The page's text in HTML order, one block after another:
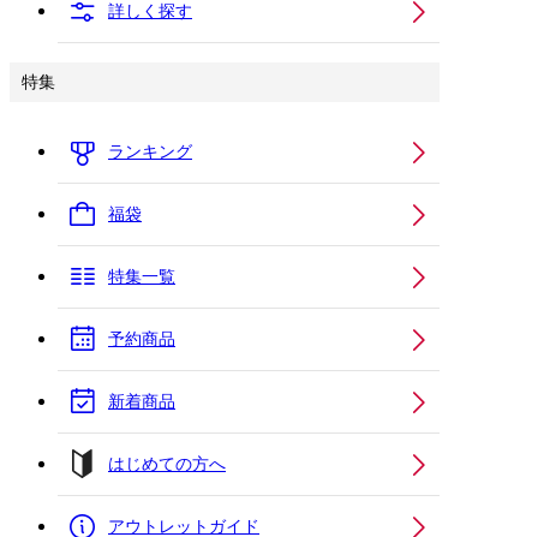
詳しく探す
特集
ランキング
福袋
特集一覧
予約商品
新着商品
はじめての方へ
アウトレットガイド